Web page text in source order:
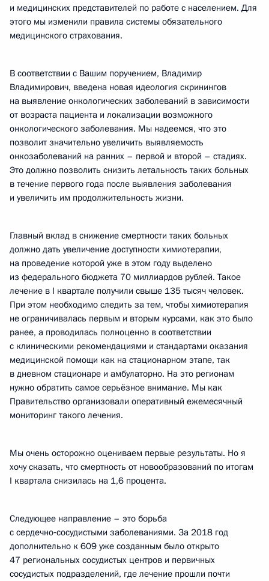
и медицинских представителей по работе с населением. Для
этого мы изменили правила системы обязательного
медицинского страхования.
В соответствии с Вашим поручением, Владимир
Владимирович, введена новая идеология скринингов
на выявление онкологических заболеваний в зависимости
от возраста пациента и локализации возможного
онкологического заболевания. Мы надеемся, что это
позволит значительно увеличить выявляемость
онкозаболеваний на ранних – первой и второй – стадиях.
Это должно позволить снизить летальность таких больных
в течение первого года после выявления заболевания
и увеличить им продолжительность жизни.
Главный вклад в снижение смертности таких больных
должно дать увеличение доступности химиотерапии,
на проведение которой уже в этом году выделено
из федерального бюджета 70 миллиардов рублей. Такое
лечение в I квартале получили свыше 135 тысяч человек.
При этом необходимо следить за тем, чтобы химиотерапия
не ограничивалась первым и вторым курсами, как это было
ранее, а проводилась полноценно в соответствии
с клиническими рекомендациями и стандартами оказания
медицинской помощи как на стационарном этапе, так
в дневном стационаре и амбулаторно. На это регионам
нужно обратить самое серьёзное внимание. Мы как
Правительство организовали оперативный ежемесячный
мониторинг такого лечения.
Мы очень осторожно оцениваем первые результаты. Но я
хочу сказать, что смертность от новообразований по итогам
I квартала снизилась на 1,6 процента.
Следующее направление – это борьба
с сердечно‑сосудистыми заболеваниями. За 2018 год
дополнительно к 609 уже созданным было открыто
47 региональных сосудистых центров и первичных
сосудистых подразделений, где лечение прошли почти